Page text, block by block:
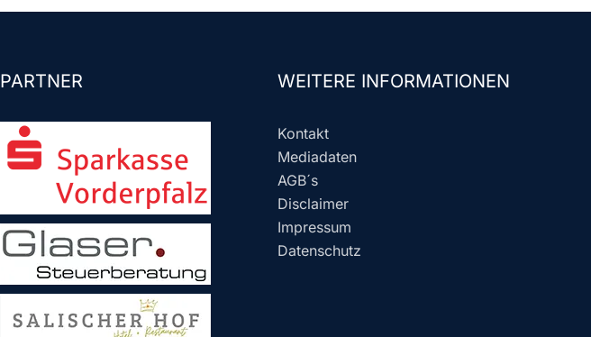
PARTNER WEITERE INFORMATIONEN
Kontakt
Mediadaten
AGB´s
Disclaimer
Impressum
Datenschutz